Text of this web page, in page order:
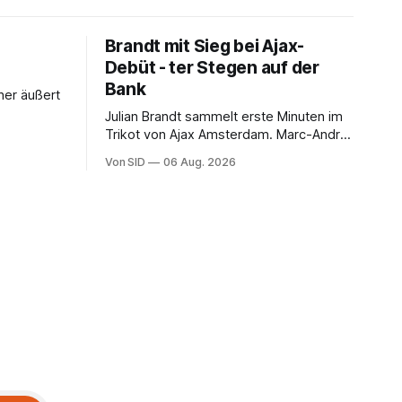
äußert
Brandt mit Sieg bei Ajax-
Debüt - ter Stegen auf der
Bank
Julian Brandt sammelt erste Minuten im
Trikot von Ajax Amsterdam. Marc-André
Von SID 06 Aug. 2026